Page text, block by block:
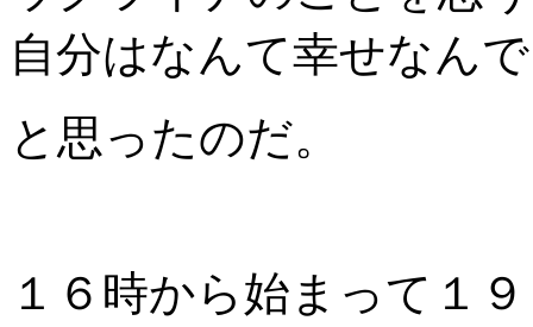
自分はなんて幸せなん
と思ったのだ。
１６時から始まって１